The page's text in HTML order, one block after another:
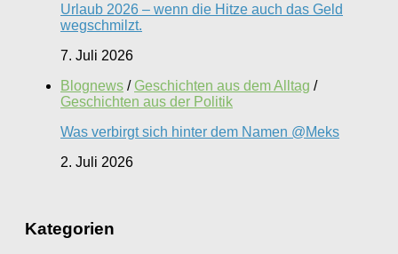
Urlaub 2026 – wenn die Hitze auch das Geld
wegschmilzt.
7. Juli 2026
Blognews / Geschichten aus dem Alltag /
Geschichten aus der Politik
Was verbirgt sich hinter dem Namen @Meks
2. Juli 2026
Kategorien